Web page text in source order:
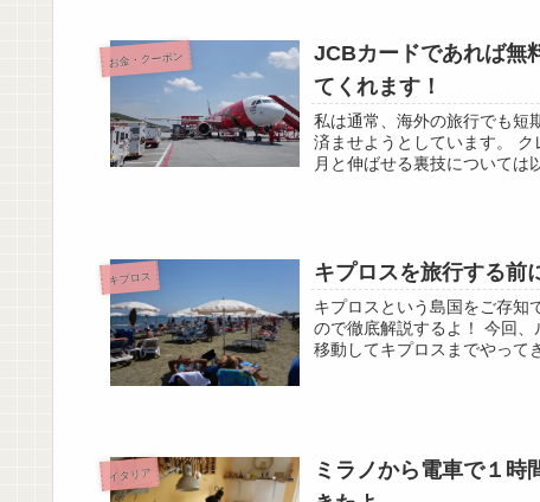
お金・クーポン
JCBカードであれば無
てくれます！
私は通常、海外の旅行でも短
済ませようとしています。
月と伸ばせる裏技については
キプロス キプロスを旅行する前
キプロスという島国をご存知
ので徹底解説するよ！ 今回
移動してキプロスまでやって
イタリア
ミラノから電車で１時